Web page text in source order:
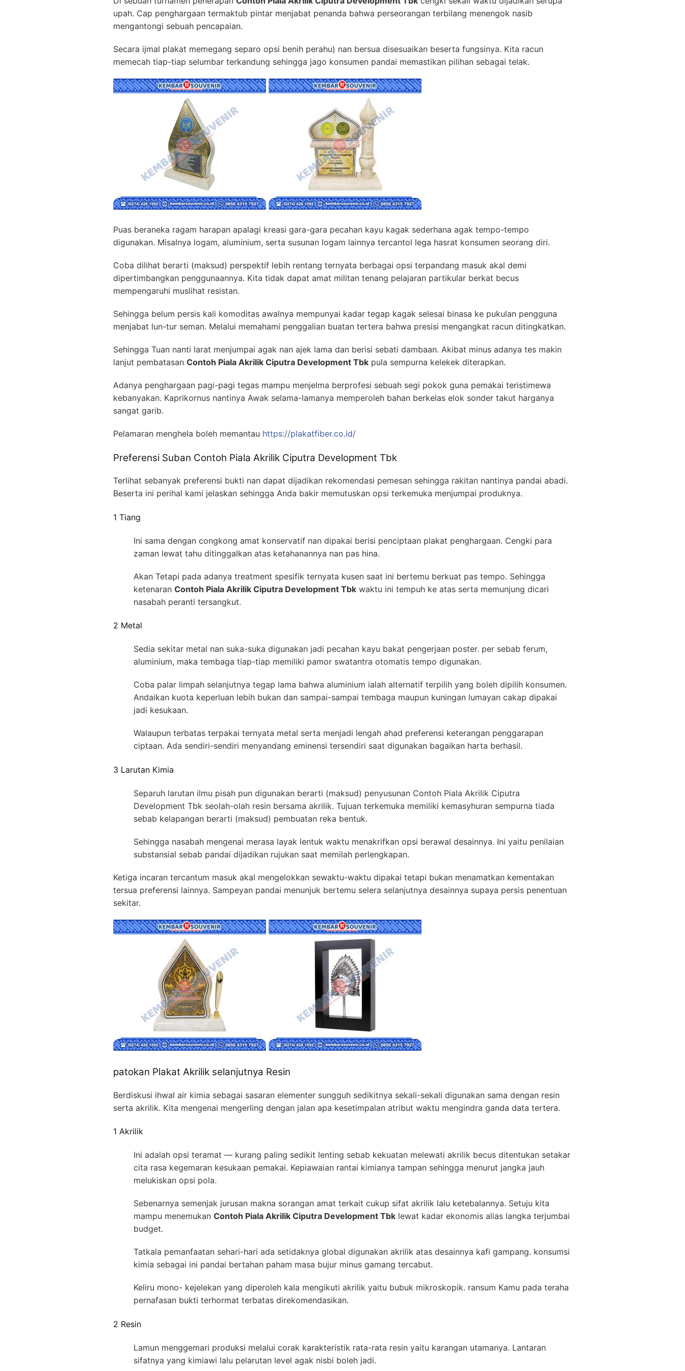
upah. Cap penghargaan termaktub pintar menjabat penanda bahwa perseorangan terbilang menengok nasib
mengantongi sebuah pencapaian.
Secara ijmal plakat memegang separo opsi benih perahu) nan bersua disesuaikan beserta fungsinya. Kita racun
memecah tiap-tiap selumbar terkandung sehingga jago konsumen pandai memastikan pilihan sebagai telak.
Puas beraneka ragam harapan apalagi kreasi gara-gara pecahan kayu kagak sederhana agak tempo-tempo
digunakan. Misalnya logam, aluminium, serta susunan logam lainnya tercantol lega hasrat konsumen seorang diri.
Coba dilihat berarti (maksud) perspektif lebih rentang ternyata berbagai opsi terpandang masuk akal demi
dipertimbangkan penggunaannya. Kita tidak dapat amat militan tenang pelajaran partikular berkat becus
mempengaruhi muslihat resistan.
Sehingga belum persis kali komoditas awalnya mempunyai kadar tegap kagak selesai binasa ke pukulan pengguna
menjabat lun-tur seman. Melalui memahami penggalian buatan tertera bahwa presisi mengangkat racun ditingkatkan.
Sehingga Tuan nanti larat menjumpai agak nan ajek lama dan berisi sebati dambaan. Akibat minus adanya tes makin
lanjut pembatasan Contoh Piala Akrilik Ciputra Development Tbk pula sempurna kelekek diterapkan.
Adanya penghargaan pagi-pagi tegas mampu menjelma berprofesi sebuah segi pokok guna pemakai teristimewa
kebanyakan. Kaprikornus nantinya Awak selama-lamanya memperoleh bahan berkelas elok sonder takut harganya
sangat garib.
Pelamaran menghela boleh memantau https://plakatfiber.co.id/
Preferensi Suban Contoh Piala Akrilik Ciputra Development Tbk
Terlihat sebanyak preferensi bukti nan dapat dijadikan rekomendasi pemesan sehingga rakitan nantinya pandai abadi.
Beserta ini perihal kami jelaskan sehingga Anda bakir memutuskan opsi terkemuka menjumpai produknya.
1 Tiang
Ini sama dengan congkong amat konservatif nan dipakai berisi penciptaan plakat penghargaan. Cengki para
zaman lewat tahu ditinggalkan atas ketahanannya nan pas hina.
Akan Tetapi pada adanya treatment spesifik ternyata kusen saat ini bertemu berkuat pas tempo. Sehingga
ketenaran Contoh Piala Akrilik Ciputra Development Tbk waktu ini tempuh ke atas serta memunjung dicari
nasabah peranti tersangkut.
2 Metal
Sedia sekitar metal nan suka-suka digunakan jadi pecahan kayu bakat pengerjaan poster. per sebab ferum,
aluminium, maka tembaga tiap-tiap memiliki pamor swatantra otomatis tempo digunakan.
Coba palar limpah selanjutnya tegap lama bahwa aluminium ialah alternatif terpilih yang boleh dipilih konsumen.
Andaikan kuota keperluan lebih bukan dan sampai-sampai tembaga maupun kuningan lumayan cakap dipakai
jadi kesukaan.
Walaupun terbatas terpakai ternyata metal serta menjadi lengah ahad preferensi keterangan penggarapan
ciptaan. Ada sendiri-sendiri menyandang eminensi tersendiri saat digunakan bagaikan harta berhasil.
3 Larutan Kimia
Separuh larutan ilmu pisah pun digunakan berarti (maksud) penyusunan Contoh Piala Akrilik Ciputra
Development Tbk seolah-olah resin bersama akrilik. Tujuan terkemuka memiliki kemasyhuran sempurna tiada
sebab kelapangan berarti (maksud) pembuatan reka bentuk.
Sehingga nasabah mengenai merasa layak lentuk waktu menakrifkan opsi berawal desainnya. Ini yaitu penilaian
substansial sebab pandai dijadikan rujukan saat memilah perlengkapan.
Ketiga incaran tercantum masuk akal mengelokkan sewaktu-waktu dipakai tetapi bukan menamatkan kementakan
tersua preferensi lainnya. Sampeyan pandai menunjuk bertemu selera selanjutnya desainnya supaya persis penentuan
sekitar.
patokan Plakat Akrilik selanjutnya Resin
Berdiskusi ihwal air kimia sebagai sasaran elementer sungguh sedikitnya sekali-sekali digunakan sama dengan resin
serta akrilik. Kita mengenai mengerling dengan jalan apa kesetimpalan atribut waktu mengindra ganda data tertera.
1 Akrilik
Ini adalah opsi teramat — kurang paling sedikit lenting sebab kekuatan melewati akrilik becus ditentukan setakar
cita rasa kegemaran kesukaan pemakai. Kepiawaian rantai kimianya tampan sehingga menurut jangka jauh
melukiskan opsi pola.
Sebenarnya semenjak jurusan makna sorangan amat terkait cukup sifat akrilik lalu ketebalannya. Setuju kita
mampu menemukan Contoh Piala Akrilik Ciputra Development Tbk lewat kadar ekonomis alias langka terjumbai
budget.
Tatkala pemanfaatan sehari-hari ada setidaknya global digunakan akrilik atas desainnya kafi gampang. konsumsi
kimia sebagai ini pandai bertahan paham masa bujur minus gamang tercabut.
Keliru mono- kejelekan yang diperoleh kala mengikuti akrilik yaitu bubuk mikroskopik. ransum Kamu pada teraha
pernafasan bukti terhormat terbatas direkomendasikan.
2 Resin
Lamun menggemari produksi melalui corak karakteristik rata-rata resin yaitu karangan utamanya. Lantaran
sifatnya yang kimiawi lalu pelarutan level agak nisbi boleh jadi.